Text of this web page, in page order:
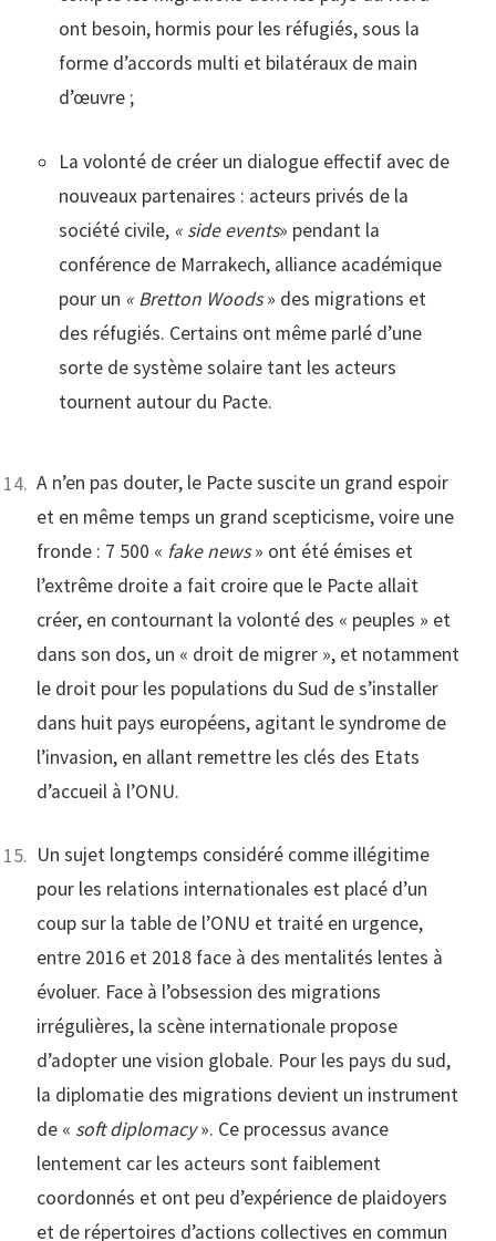
ont besoin, hormis pour les réfugiés, sous la
forme d’accords multi et bilatéraux de main
d’œuvre ;
La volonté de créer un dialogue effectif avec de
nouveaux partenaires : acteurs privés de la
société civile, « side events» pendant la
conférence de Marrakech, alliance académique
pour un « Bretton Woods» des migrations et
des réfugiés. Certains ont même parlé d’une
sorte de système solaire tant les acteurs
tournent autour du Pacte.
A n’en pas douter, le Pacte suscite un grand espoir
et en même temps un grand scepticisme, voire une
fronde : 7 500 « fake news» ont été émises et
l’extrême droite a fait croire que le Pacte allait
créer, en contournant la volonté des « peuples » et
dans son dos, un « droit de migrer », et notamment
le droit pour les populations du Sud de s’installer
dans huit pays européens, agitant le syndrome de
l’invasion, en allant remettre les clés des Etats
d’accueil à l’ONU.
Un sujet longtemps considéré comme illégitime
pour les relations internationales est placé d’un
coup sur la table de l’ONU et traité en urgence,
entre 2016 et 2018 face à des mentalités lentes à
évoluer. Face à l’obsession des migrations
irrégulières, la scène internationale propose
d’adopter une vision globale. Pour les pays du sud,
la diplomatie des migrations devient un instrument
de « soft diplomacy». Ce processus avance
lentement car les acteurs sont faiblement
coordonnés et ont peu d’expérience de plaidoyers
et de répertoires d’actions collectives en commun